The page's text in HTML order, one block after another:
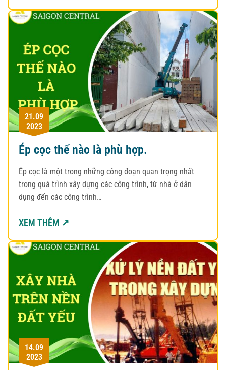
21.09
2023
Ép cọc thế nào là phù hợp.
Ép cọc là một trong những công đoạn quan trọng nhất
trong quá trình xây dựng các công trình, từ nhà ở dân
dụng đến các công trình…
XEM THÊM ↗
14.09
2023